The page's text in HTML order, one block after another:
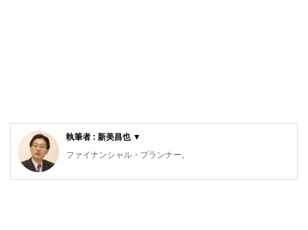
執筆者 : 新美昌也 ▼
ファイナンシャル・プランナー。
ライフプラン・キャッシュフロー分析に基づいた家計相談を